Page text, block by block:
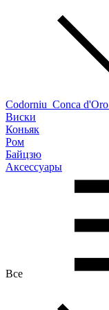
Codorniu Conca d'Oro
Виски
Коньяк
Ром
Байцзю
Аксессуары
Все